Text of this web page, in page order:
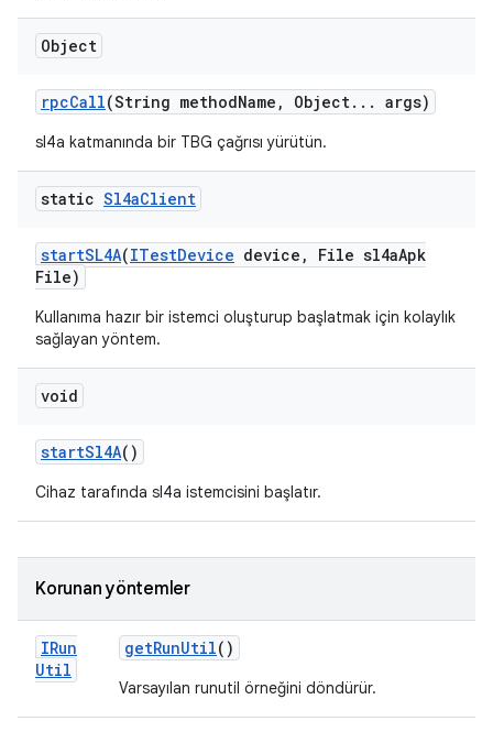
Object
rpcCall(String methodName , Object. . . args)
sl4a katmanında bir TBG çağrısı yürütün.
static Sl4aClient
startSL4A(ITestDevice device , File sl4aApk
File)
Kullanıma hazır bir istemci oluşturup başlatmak için kolaylık
sağlayan yöntem.
void
startSl4A()
Cihaz tarafında sl4a istemcisini başlatır.
Korunan yöntemler
IRun
Util
getRunUtil()
Varsayılan runutil örneğini döndürür.